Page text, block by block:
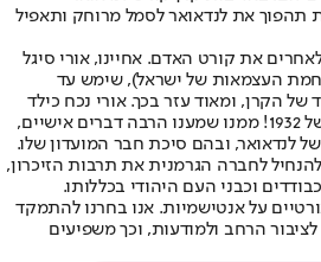
את לנדאואר לסמל מרוחק ותאפיל
את קורט האדם. אחיינו, אורי סיגל
העצמאות של ישראל), שימש עד
של הקרן, ומאוד עזר בכך. אורי נכח כילד
במשחק האליפות ההיסטורי של 1932! ממנו שמענו הרבה דברים אישיים,
של לנדאואר, ובהם סיכת חבר המועדון שלו.
לחברה הגרמנית את תרבות הזיכרון,
וכבני העם היהודי בכללותו.
על אנטישמיות. אנו בחרנו להתמקד
הרחב ולמודעות, וכך משפיעים